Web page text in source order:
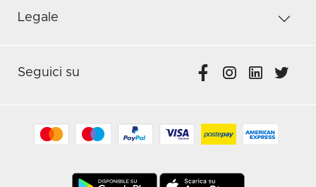
Legale
Seguici su